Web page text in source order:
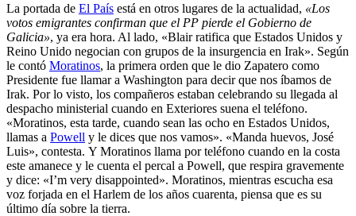
La portada de El País está en otros lugares de la actualidad, «Los
votos emigrantes confirman que el PP pierde el Gobierno de
Galicia», ya era hora. Al lado, «Blair ratifica que Estados Unidos y
Reino Unido negocian con grupos de la insurgencia en Irak». Según
le contó Moratinos, la primera orden que le dio Zapatero como
Presidente fue llamar a Washington para decir que nos íbamos de
Irak. Por lo visto, los compañeros estaban celebrando su llegada al
despacho ministerial cuando en Exteriores suena el teléfono.
«Moratinos, esta tarde, cuando sean las ocho en Estados Unidos,
llamas a Powell y le dices que nos vamos». «Manda huevos, José
Luis», contesta. Y Moratinos llama por teléfono cuando en la costa
este amanece y le cuenta el percal a Powell, que respira gravemente
y dice: «I’m very disappointed». Moratinos, mientras escucha esa
voz forjada en el Harlem de los años cuarenta, piensa que es su
último día sobre la tierra.